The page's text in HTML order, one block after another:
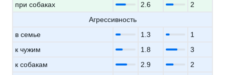
при собаках
2.6
2
Агрессивность
в семье
1.3
1
к чужим
1.8
3
к собакам
2.9
2